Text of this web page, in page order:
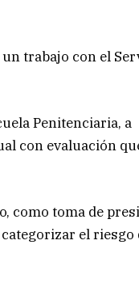
trabajo con el
Penitenciaria, a
con evaluación
como toma de
el riesgo